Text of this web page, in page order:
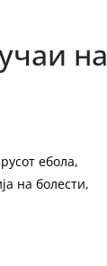
на
ебола,
на болести,